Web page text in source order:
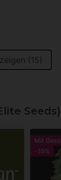
(15)
Seeds)
Mit
-10%